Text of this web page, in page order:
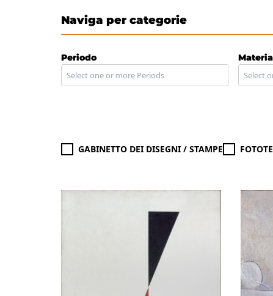
Naviga per categorie
Periodo
GABINETTO DEI DISEGNI / STAMPE